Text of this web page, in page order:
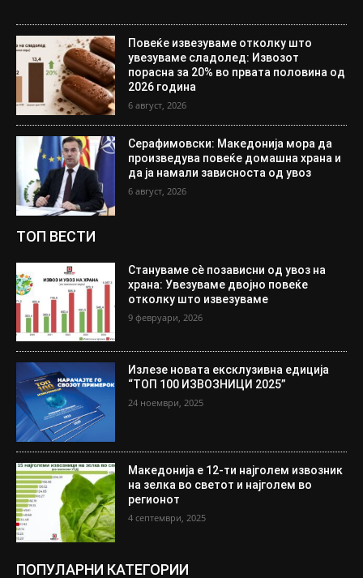
Повеќе извезуваме отколку што
увезуваме сладолед: Извозот
порасна за 20% во првата половина од
2026 година
6 август, 2026
Серафимовски: Македонија мора да
произведува повеќе домашна храна и
да ја намали зависноста од увоз
6 август, 2026
ТОП ВЕСТИ
Стануваме сè позависни од увоз на
храна: Увезуваме двојно повеќе
отколку што извезуваме
9 февруари, 2026
Излезе новата ексклузивна едиција
“ТОП 100 ИЗВОЗНИЦИ 2025”
24 ноември, 2025
Македонија е 12-ти најголем извозник
на зелка во светот и најголем во
регионот
4 септември, 2025
ПОПУЛАРНИ КАТЕГОРИИ